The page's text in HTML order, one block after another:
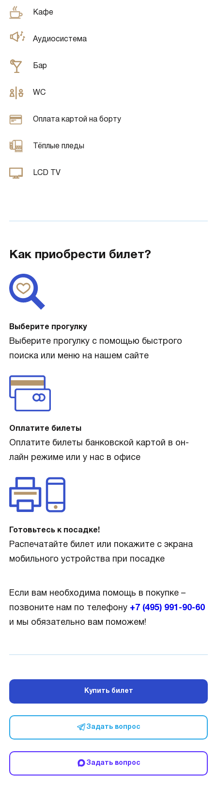
Кафе
Аудиосистема
Бар
WC
Оплата картой на борту
Тёплые пледы
LCD TV
Как приобрести билет?
Выберите прогулку
Выберите прогулку с помощью быстрого
поиска или меню на нашем сайте
Оплатите билеты
Оплатите билеты банковской картой в он-
лайн режиме или у нас в офисе
Готовьтесь к посадке!
Распечатайте билет или покажите с экрана
мобильного устройства при посадке
Если вам необходима помощь в покупке –
позвоните нам по телефону +7 (495) 991-90-60
и мы обязательно вам поможем!
Купить билет
Задать вопрос
Задать вопрос